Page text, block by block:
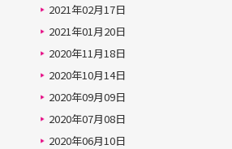
2021年02月17日
2021年01月20日
2020年11月18日
2020年10月14日
2020年09月09日
2020年07月08日
2020年06月10日